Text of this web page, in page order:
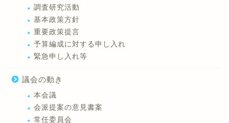
調査研究活動
基本政策方針
重要政策提言
予算編成に対する申し入れ
緊急申し入れ等
議会の動き
本会議
会派提案の意見書案
常任委員会